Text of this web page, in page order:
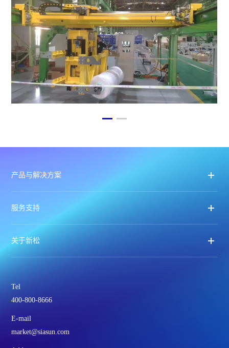
产品与解决方案
服务支持
关于新松
Tel
400-800-8666
E-mail
market@siasun.com